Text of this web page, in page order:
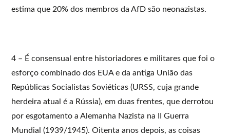
estima que 20% dos membros da AfD são neonazistas.
4 – É consensual entre historiadores e militares que foi o
esforço combinado dos EUA e da antiga União das
Repúblicas Socialistas Soviéticas (URSS, cuja grande
herdeira atual é a Rússia), em duas frentes, que derrotou
por esgotamento a Alemanha Nazista na II Guerra
Mundial (1939/1945). Oitenta anos depois, as coisas